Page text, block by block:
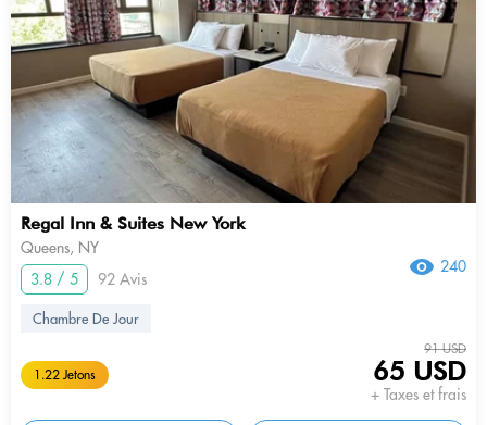
Regal Inn & Suites New York
Queens, NY
3.8 / 5
92 Avis
240
Chambre De Jour
1.22 Jetons
91 USD
65 USD
+ Taxes et frais